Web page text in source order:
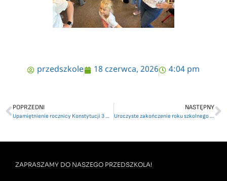
przedszkole 18 czerwca, 2026 4:04 pm
POPRZEDNI
Upamiętnienie rocznicy Konstytucji 3 maja
NASTĘPNY
Uroczyste zakończenie roku szkolnego grup Pszczółki i Muchomorki
ZAPRASZAMY DO NASZEGO PRZEDSZKOLA!